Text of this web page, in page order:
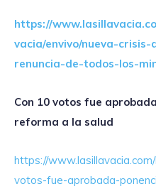
https://
vacia/envivo/nueva-
renuncia-de-todos-los-
Con 10 votos fue
reforma a la salud
https://
votos-fue-aprobada-